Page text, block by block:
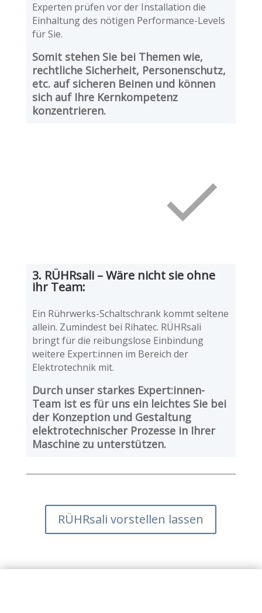
Experten prüfen vor der Installation die
Einhaltung des nötigen Performance-Levels
für Sie.
Somit stehen Sie bei Themen wie,
rechtliche Sicherheit, Personenschutz,
etc. auf sicheren Beinen und können
sich auf Ihre Kernkompetenz
konzentrieren.
3. RÜHRsali – Wäre nicht sie ohne
ihr Team:
Ein Rührwerks-Schaltschrank kommt seltene
allein. Zumindest bei Rihatec. RÜHRsali
bringt für die reibungslose Einbindung
weitere Expert:innen im Bereich der
Elektrotechnik mit.
Durch unser starkes Expert:innen-
Team ist es für uns ein leichtes Sie bei
der Konzeption und Gestaltung
elektrotechnischer Prozesse in Ihrer
Maschine zu unterstützen.
RÜHRsali vorstellen lassen